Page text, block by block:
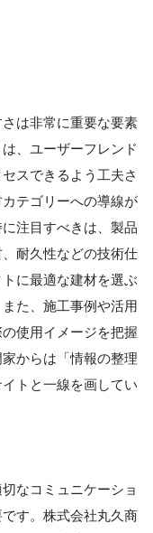
は非常に重要な要素
、ユーザーフレンド
スできるよう工夫さ
テゴリーへの導線が
注目すべきは、製品
耐久性などの技術仕
に最適な建材を選ぶ
た、施工事例や活用
使用イメージを把握
からは「情報の整理
トと一線を画してい
なコミュニケーショ
す。株式会社丸久商